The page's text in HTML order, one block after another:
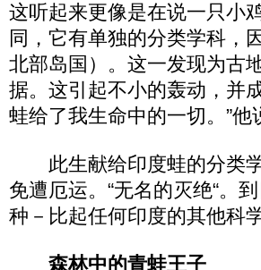
这听起来更像是在说一只小
同，它有单独的分类学科，
北部岛国）。这一发现为古
据。这引起不小的轰动，并
蛙给了我生命中的一切。”他
此生献给印度蛙的分类学
免遭厄运。“无名的灭绝“。
种－比起任何印度的其他科
森林中的青蛙王子